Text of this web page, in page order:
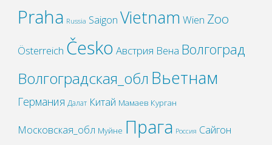
Praha Russia Saigon Vietnam Wien Zoo
Österreich Česko Австрия Вена Волгоград
Волгоградская_обл Вьетнам
Германия Далат Китай Мамаев Курган
Московская_обл Муйне Прага Россия Сайгон